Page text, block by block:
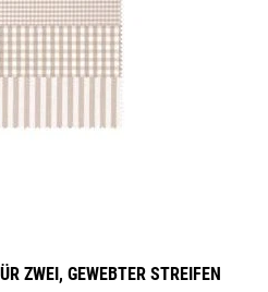
ZWEI, GEWEBTER STREIFEN